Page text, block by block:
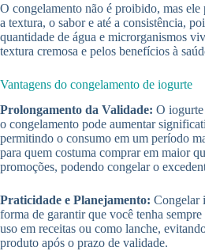
O congelamento não é proibido, mas
a textura, o sabor e até a consistência,
quantidade de água e microrganismos
textura cremosa e pelos benefícios à
Vantagens do congelamento de iogurte
Prolongamento da Validade: O
o congelamento pode aumentar
permitindo o consumo em um período
para quem costuma comprar em maior
promoções, podendo congelar o
Praticidade e Planejamento: Congelar
forma de garantir que você tenha
uso em receitas ou como lanche,
produto após o prazo de validade.